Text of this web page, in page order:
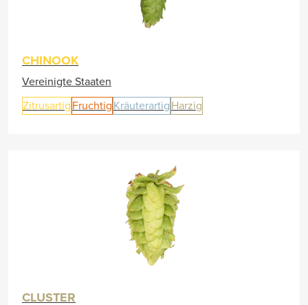
CHINOOK
Vereinigte Staaten
Zitrusartig Fruchtig Kräuterartig Harzig
CLUSTER